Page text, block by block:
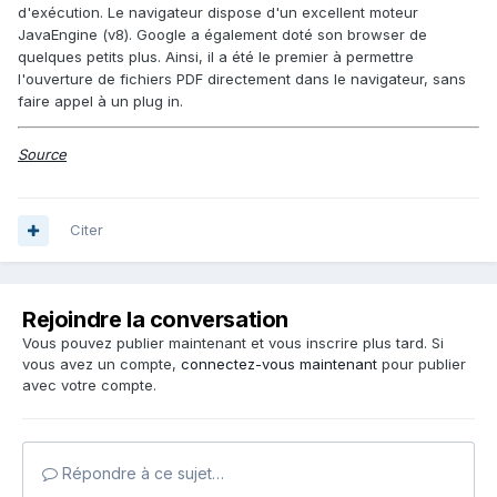
d'exécution. Le navigateur dispose d'un excellent moteur
JavaEngine (v8). Google a également doté son browser de
quelques petits plus. Ainsi, il a été le premier à permettre
l'ouverture de fichiers PDF directement dans le navigateur, sans
faire appel à un plug in.
Source
Citer
Rejoindre la conversation
Vous pouvez publier maintenant et vous inscrire plus tard. Si
vous avez un compte, connectez-vous maintenant pour publier
avec votre compte.
Répondre à ce sujet…